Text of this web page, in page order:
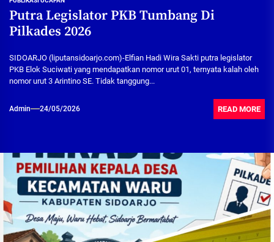
Putra Legislator PKB Tumbang Di
Pilkades 2026
SIDOARJO (liputansidoarjo.com)-Elfian Hadi Wira Sakti putra legislator
PKB Elok Suciwati yang mendapatkan nomor urut 01, ternyata kalah oleh
nomor urut 3 Arintino SE. Tidak tanggung...
Admin 24/05/2026 READ MORE